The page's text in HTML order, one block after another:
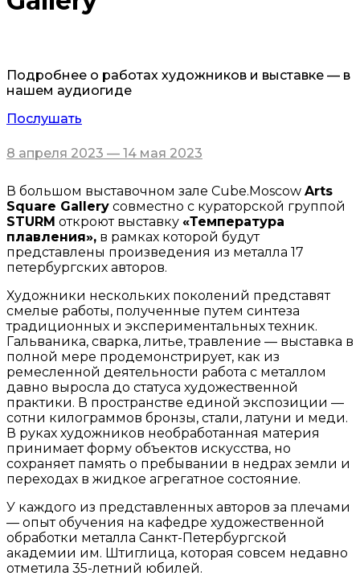
Подробнее о работах художников и выставке — в
нашем аудиогиде
Послушать
8 апреля 2023 — 14 мая 2023
В большом выставочном зале Cube.Moscow Arts
Square Gallery совместно с кураторской группой
STURM откроют выставку «Температура
плавления», в рамках которой будут
представлены произведения из металла 17
петербургских авторов.
Художники нескольких поколений представят
смелые работы, полученные путем синтеза
традиционных и экспериментальных техник.
Гальваника, сварка, литье, травление — выставка в
полной мере продемонстрирует, как из
ремесленной деятельности работа с металлом
давно выросла до статуса художественной
практики. В пространстве единой экспозиции —
сотни килограммов бронзы, стали, латуни и меди.
В руках художников необработанная материя
принимает форму объектов искусства, но
сохраняет память о пребывании в недрах земли и
переходах в жидкое агрегатное состояние.
У каждого из представленных авторов за плечами
— опыт обучения на кафедре художественной
обработки металла Санкт-Петербургской
академии им. Штиглица, которая совсем недавно
отметила 35-летний юбилей.